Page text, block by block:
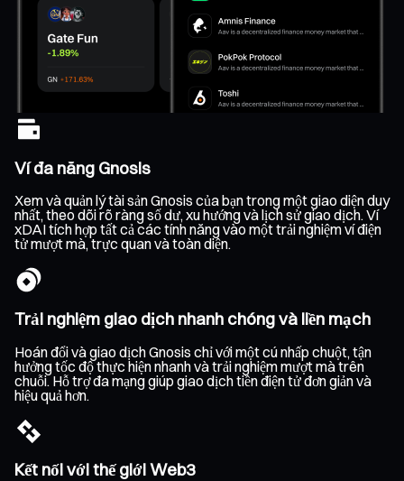
Ví đa năng Gnosis
Xem và quản lý tài sản Gnosis của bạn trong một giao diện duy
nhất, theo dõi rõ ràng số dư, xu hướng và lịch sử giao dịch. Ví
xDAI tích hợp tất cả các tính năng vào một trải nghiệm ví điện
tử mượt mà, trực quan và toàn diện.
Trải nghiệm giao dịch nhanh chóng và liền mạch
Hoán đổi và giao dịch Gnosis chỉ với một cú nhấp chuột, tận
hưởng tốc độ thực hiện nhanh và trải nghiệm mượt mà trên
chuỗi. Hỗ trợ đa mạng giúp giao dịch tiền điện tử đơn giản và
hiệu quả hơn.
Kết nối với thế giới Web3